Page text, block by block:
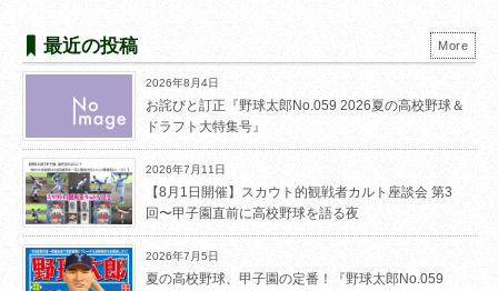
最近の投稿
2026年8月4日
お詫びと訂正『野球太郎No.059 2026夏の高校野球＆
ドラフト大特集号』
2026年7月11日
【8月1日開催】スカウト的観戦者カルト座談会 第3
回〜甲子園直前に高校野球を語る夜
2026年7月5日
夏の高校野球、甲子園の定番！『野球太郎No.059
More